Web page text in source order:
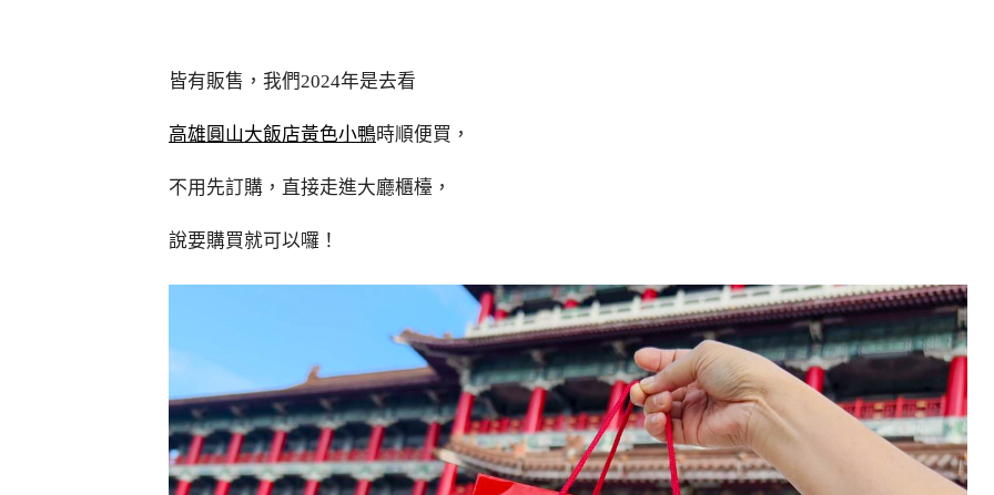
皆有販售，我們2024年是去看
高雄圓山大飯店黃色小鴨時順便買，
不用先訂購，直接走進大廳櫃檯，
說要購買就可以囉！